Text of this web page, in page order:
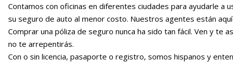
Contamos con oficinas en diferentes ciudades para ayudarle a
su seguro de auto al menor costo. Nuestros agentes están
Comprar una póliza de seguro nunca ha sido tan fácil. Ven y te
no te arrepentirás.
Con o sin licencia, pasaporte o registro, somos hispanos y